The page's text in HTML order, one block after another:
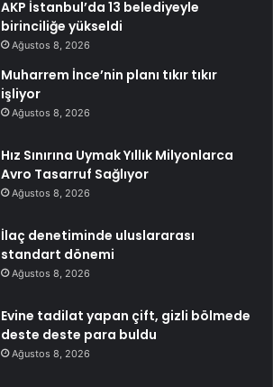
AKP İstanbul’da 13 belediyeyle
birinciliğe yükseldi
Ağustos 8, 2026
Muharrem İnce’nin planı tıkır tıkır
işliyor
Ağustos 8, 2026
Hız Sınırına Uymak Yıllık Milyonlarca
Avro Tasarruf Sağlıyor
Ağustos 8, 2026
İlaç denetiminde uluslararası
standart dönemi
Ağustos 8, 2026
Evine tadilat yapan çift, gizli bölmede
deste deste para buldu
Ağustos 8, 2026